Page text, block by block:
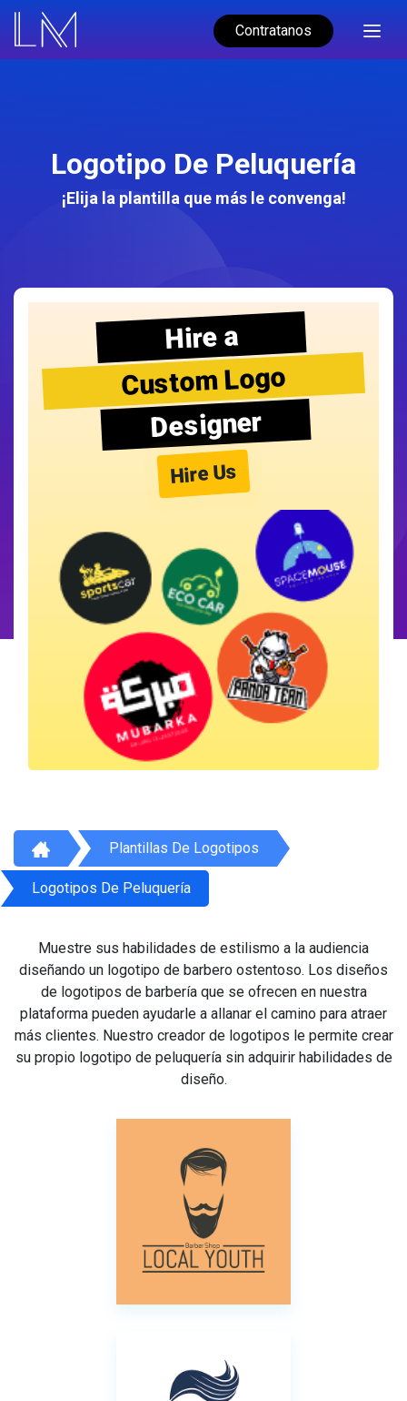
Contratanos
Logotipo De Peluquería
¡Elija la plantilla que más le convenga!
Hire a
Custom Logo
Designer
Hire Us
Plantillas De Logotipos
Logotipos De Peluquería
Muestre sus habilidades de estilismo a la audiencia
diseñando un logotipo de barbero ostentoso. Los diseños
de logotipos de barbería que se ofrecen en nuestra
plataforma pueden ayudarle a allanar el camino para atraer
más clientes. Nuestro creador de logotipos le permite crear
su propio logotipo de peluquería sin adquirir habilidades de
diseño.